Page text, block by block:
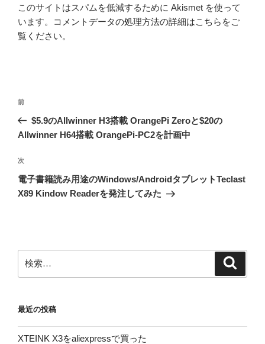
このサイトはスパムを低減するために Akismet を使って
います。
コメントデータの処理方法の詳細はこちらをご
覧ください。
投
ナ
ゲ
ー
シ
前
の
投
前
$5.9のAllwinner H3搭載 OrangePi Zeroと$20の
Allwinner H64搭載 OrangePi-PC2を計画中
次
の
投
次
電子書籍読み用途のWindows/AndroidタブレットTeclast
X89 Kindow Readerを発注してみた
索:
最近の投稿
XTEINK X3をaliexpressで買った